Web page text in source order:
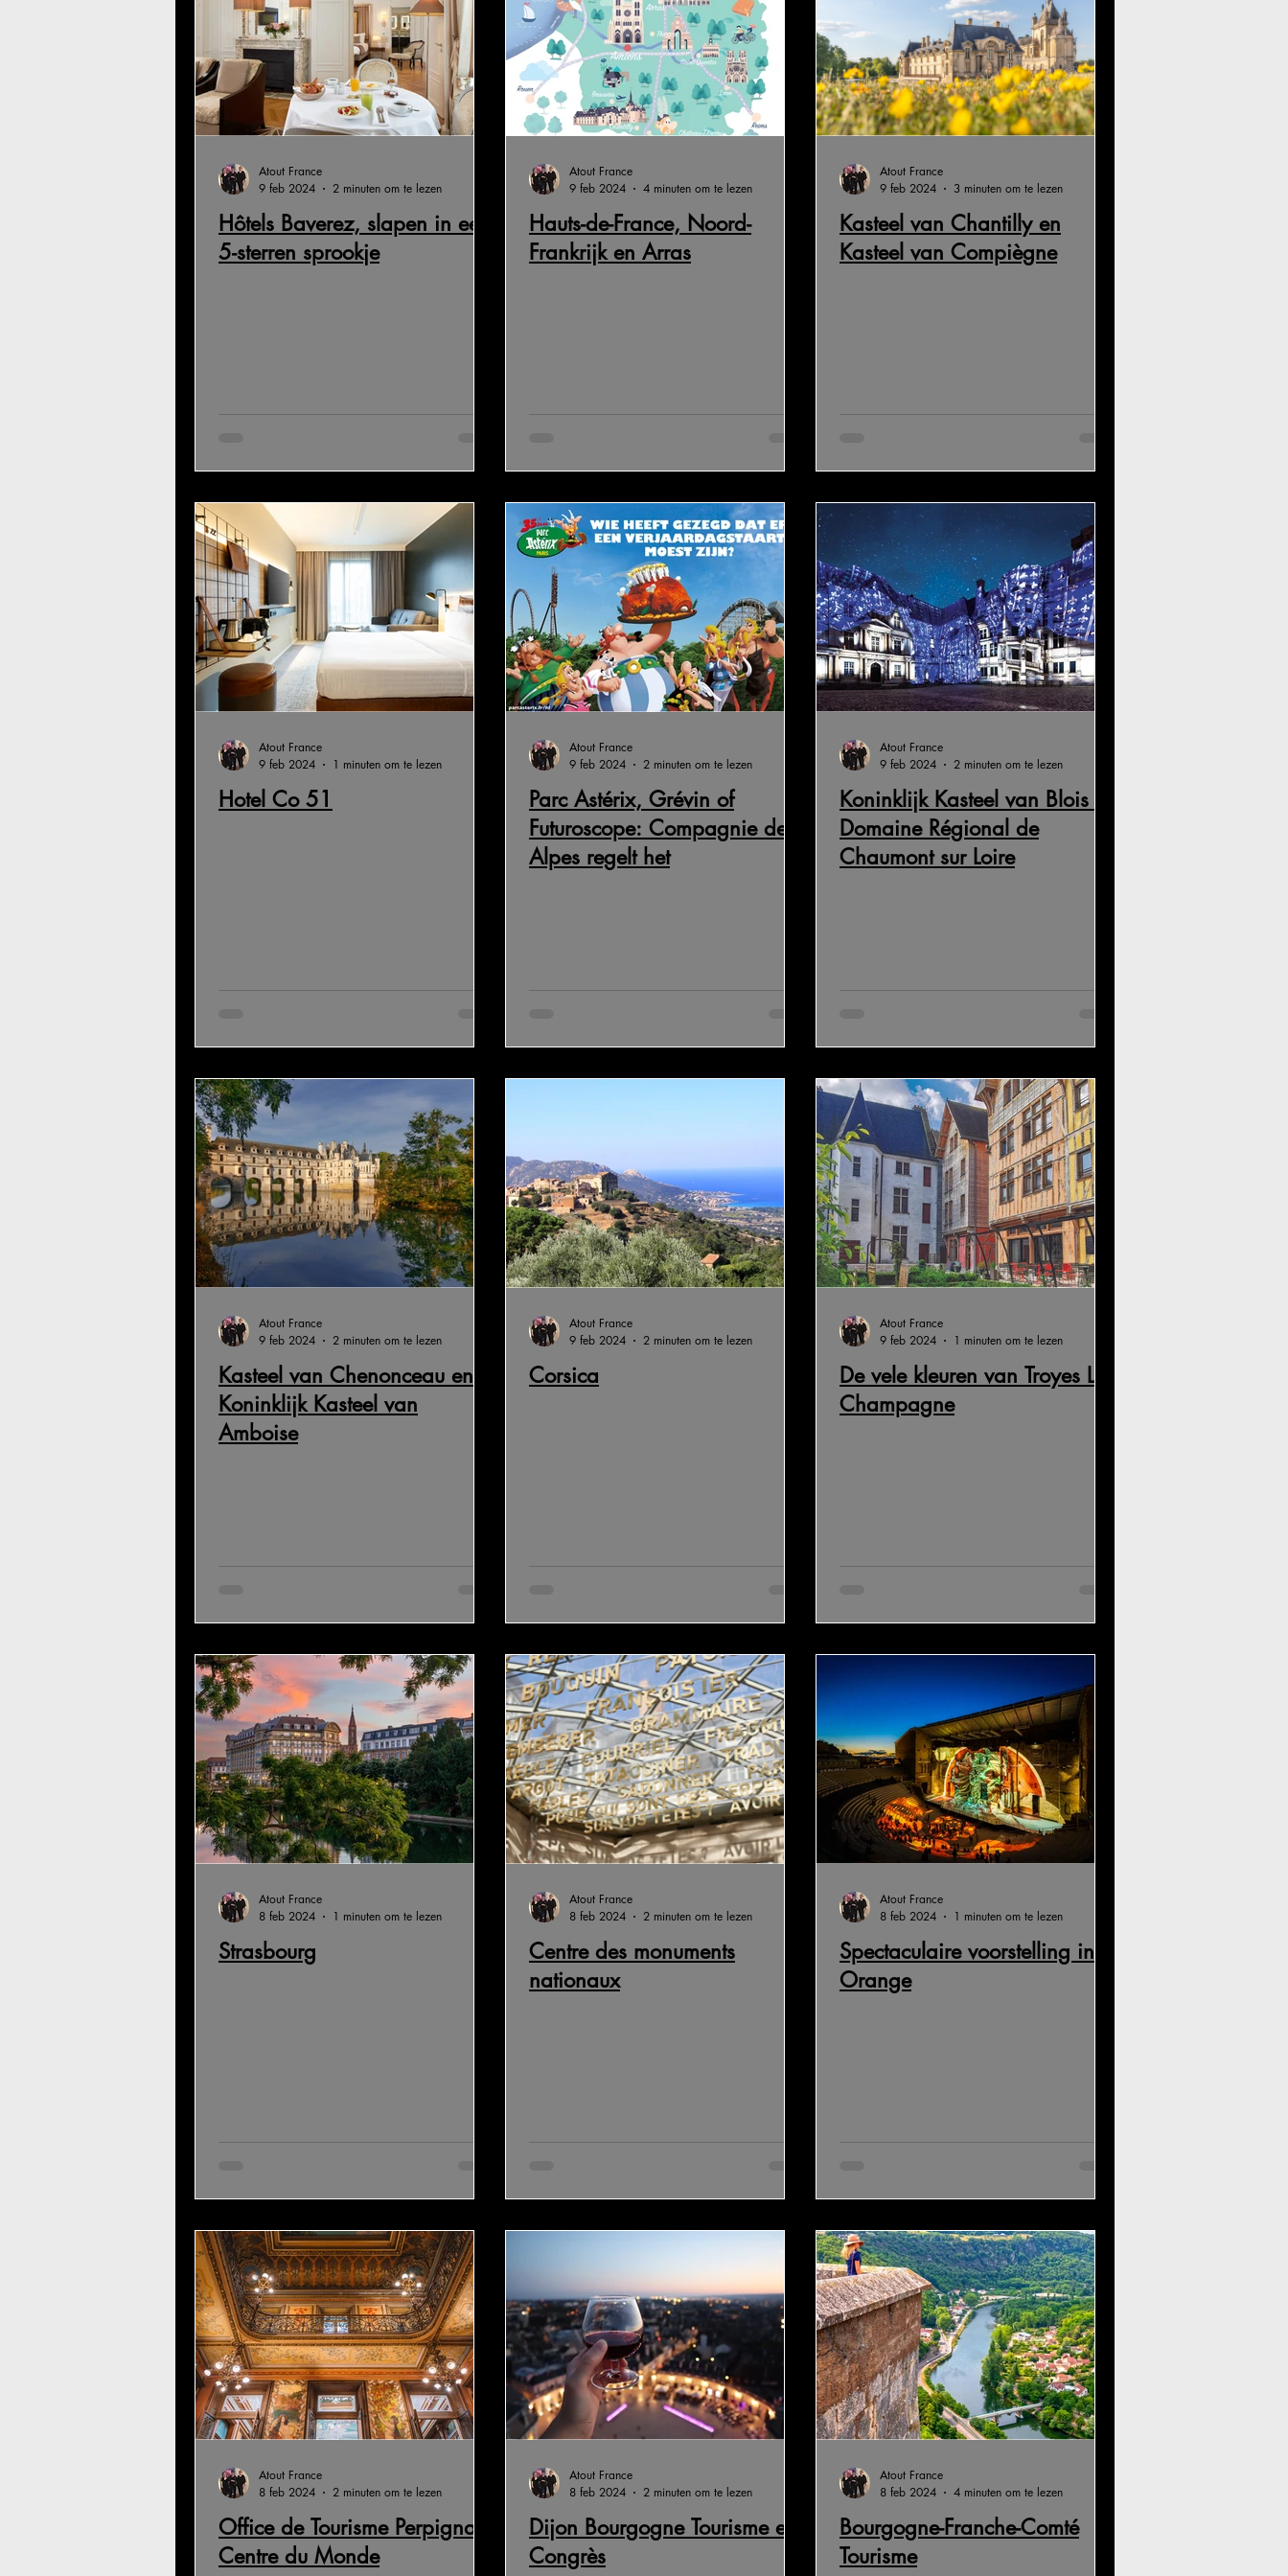
Hôtels Baverez, slapen in een
5-sterren sprookje
Atout France
9 feb 2024
2 minuten om te lezen
Hauts-de-France, Noord-
Frankrijk en Arras
Atout France
9 feb 2024
4 minuten om te lezen
Kasteel van Chantilly en
Kasteel van Compiègne
Atout France
9 feb 2024
3 minuten om te lezen
Hotel Co 51
Atout France
9 feb 2024
1 minuten om te lezen
Parc Astérix, Grévin of
Futuroscope: Compagnie des
Alpes regelt het
Atout France
9 feb 2024
2 minuten om te lezen
Koninklijk Kasteel van Blois en
Domaine Régional de
Chaumont sur Loire
Atout France
9 feb 2024
2 minuten om te lezen
Kasteel van Chenonceau en
Koninklijk Kasteel van
Amboise
Atout France
9 feb 2024
2 minuten om te lezen
Corsica
Atout France
9 feb 2024
2 minuten om te lezen
De vele kleuren van Troyes La
Champagne
Atout France
9 feb 2024
1 minuten om te lezen
Strasbourg
Atout France
8 feb 2024
1 minuten om te lezen
Centre des monuments
nationaux
Atout France
8 feb 2024
2 minuten om te lezen
Spectaculaire voorstelling in
Orange
Atout France
8 feb 2024
1 minuten om te lezen
Office de Tourisme Perpignan
Centre du Monde
Atout France
8 feb 2024
2 minuten om te lezen
Dijon Bourgogne Tourisme et
Congrès
Atout France
8 feb 2024
2 minuten om te lezen
Bourgogne-Franche-Comté
Tourisme
Atout France
8 feb 2024
4 minuten om te lezen